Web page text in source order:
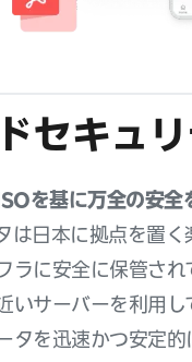
セキュリ
を基に万全の安全
は日本に拠点を置く
ラに安全に保管され
いサーバーを利用し
タを迅速かつ安定